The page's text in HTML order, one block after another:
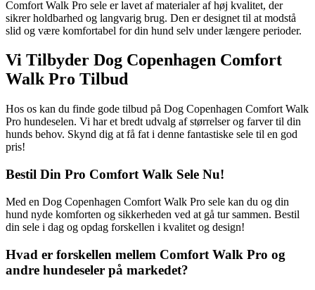
Comfort Walk Pro sele er lavet af materialer af høj kvalitet, der
sikrer holdbarhed og langvarig brug. Den er designet til at modstå
slid og være komfortabel for din hund selv under længere perioder.
Vi Tilbyder Dog Copenhagen Comfort
Walk Pro Tilbud
Hos os kan du finde gode tilbud på Dog Copenhagen Comfort Walk
Pro hundeselen. Vi har et bredt udvalg af størrelser og farver til din
hunds behov. Skynd dig at få fat i denne fantastiske sele til en god
pris!
Bestil Din Pro Comfort Walk Sele Nu!
Med en Dog Copenhagen Comfort Walk Pro sele kan du og din
hund nyde komforten og sikkerheden ved at gå tur sammen. Bestil
din sele i dag og opdag forskellen i kvalitet og design!
Hvad er forskellen mellem Comfort Walk Pro og
andre hundeseler på markedet?